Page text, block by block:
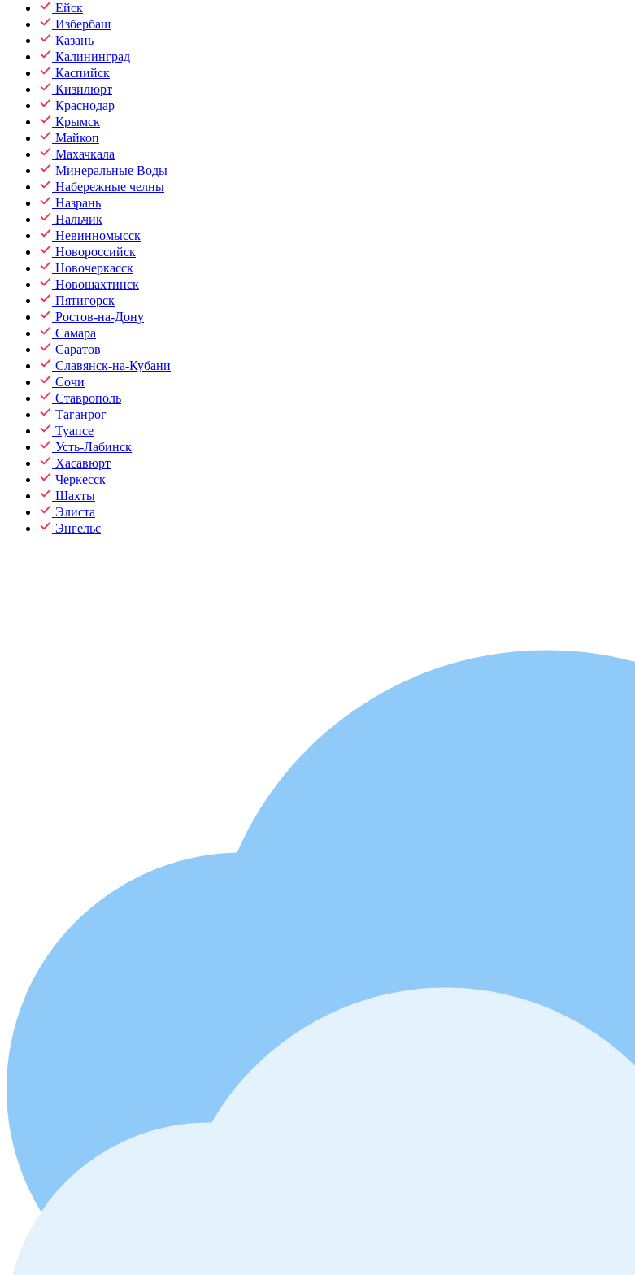
Ейск
Избербаш
Казань
Калининград
Каспийск
Кизилюрт
Краснодар
Крымск
Майкоп
Махачкала
Минеральные Воды
Набережные челны
Назрань
Нальчик
Невинномысск
Новороссийск
Новочеркасск
Новошахтинск
Пятигорск
Ростов-на-Дону
Самара
Саратов
Славянск-на-Кубани
Сочи
Ставрополь
Таганрог
Туапсе
Усть-Лабинск
Хасавюрт
Черкесск
Шахты
Элиста
Энгельс